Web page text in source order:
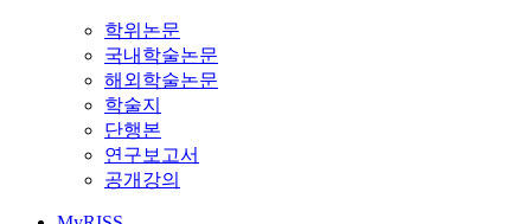
학위논문
국내학술논문
해외학술논문
학술지
단행본
연구보고서
공개강의